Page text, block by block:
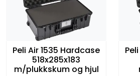
Peli Air 1535 Hardcase
518x285x183
m/plukkskum og hjul